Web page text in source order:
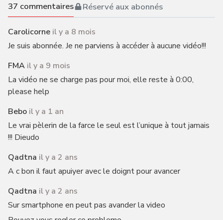
37 commentaires Réservé aux abonnés
Carolicorne il y a 8 mois
Je suis abonnée. Je ne parviens à accéder à aucune vidéo!!!
FMA il y a 9 mois
La vidéo ne se charge pas pour moi, elle reste à 0:00,
please help
Bebo il y a 1 an
Le vrai pèlerin de la farce le seul est l’unique à tout jamais
!!! Dieudo
Qadtna il y a 2 ans
A c bon il faut apuiyer avec le doignt pour avancer
Qadtna il y a 2 ans
Sur smartphone en peut pas avander la video